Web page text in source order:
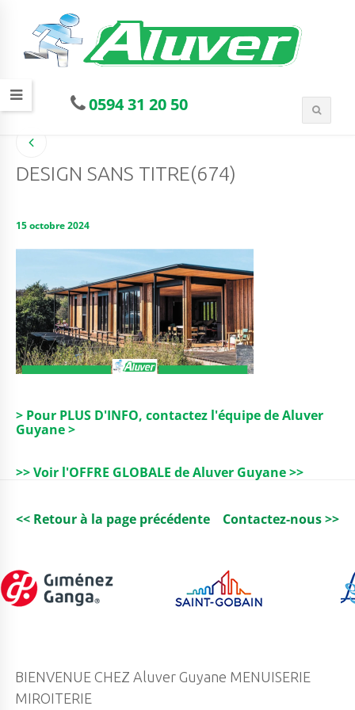
0594 31 20 50
DESIGN SANS TITRE(674)
15 octobre 2024
> Pour PLUS D'INFO, contactez l'équipe de Aluver
Guyane >
>> Voir l'OFFRE GLOBALE de Aluver Guyane >>
<< Retour à la page précédente Contactez-nous >>
BIENVENUE CHEZ Aluver Guyane MENUISERIE
MIROITERIE